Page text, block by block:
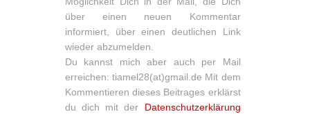
über einen neuen Kommentar
informiert, über einen deutlichen Link
wieder abzumelden.
Du kannst mich aber auch per Mail
erreichen: tiamel28(at)gmail.de Mit dem
Kommentieren dieses Beitrages erklärst
du dich mit der Datenschutzerklärung